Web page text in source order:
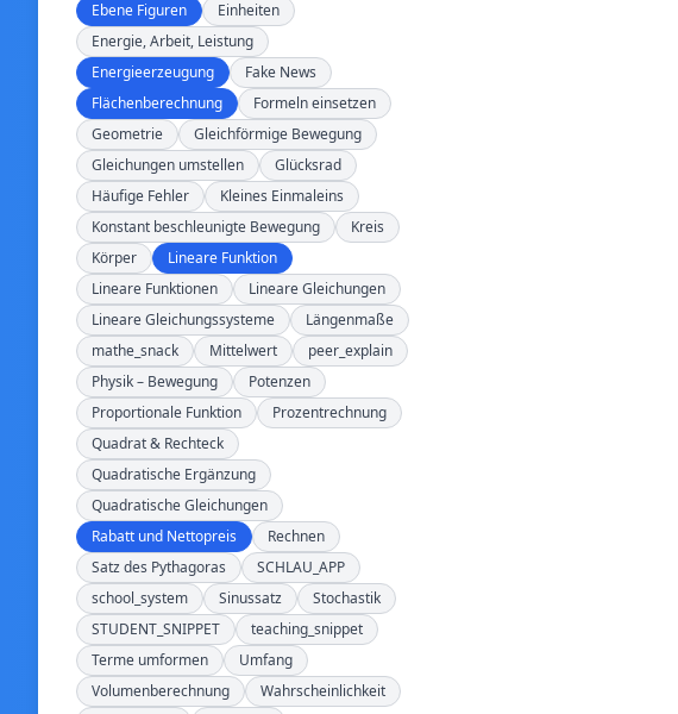
Ebene Figuren
Einheiten
Energie, Arbeit, Leistung
Energieerzeugung
Fake News
Flächenberechnung
Formeln einsetzen
Geometrie
Gleichförmige Bewegung
Gleichungen umstellen
Glücksrad
Häufige Fehler
Kleines Einmaleins
Konstant beschleunigte Bewegung
Kreis
Körper
Lineare Funktion
Lineare Funktionen
Lineare Gleichungen
Lineare Gleichungssysteme
Längenmaße
mathe_snack
Mittelwert
peer_explain
Physik – Bewegung
Potenzen
Proportionale Funktion
Prozentrechnung
Quadrat & Rechteck
Quadratische Ergänzung
Quadratische Gleichungen
Rabatt und Nettopreis
Rechnen
Satz des Pythagoras
SCHLAU_APP
school_system
Sinussatz
Stochastik
STUDENT_SNIPPET
teaching_snippet
Terme umformen
Umfang
Volumenberechnung
Wahrscheinlichkeit